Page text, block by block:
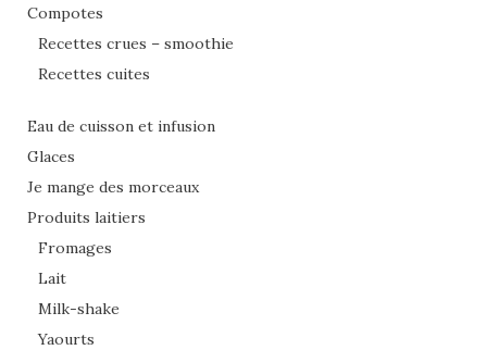
Compotes
Recettes crues – smoothie
Recettes cuites
Eau de cuisson et infusion
Glaces
Je mange des morceaux
Produits laitiers
Fromages
Lait
Milk-shake
Yaourts